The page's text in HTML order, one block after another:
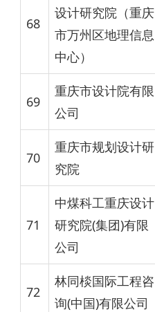
68
设计研究院（重庆
市万州区地理信息
中心）
69
重庆市设计院有限
公司
70
重庆市规划设计研
究院
71
中煤科工重庆设计
研究院(集团)有限
公司
72
林同棪国际工程咨
询(中国)有限公司